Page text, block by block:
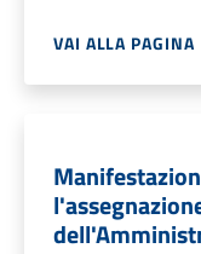
VAI ALLA PAGINA